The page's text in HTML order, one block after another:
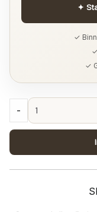
✦
✓
✓
-